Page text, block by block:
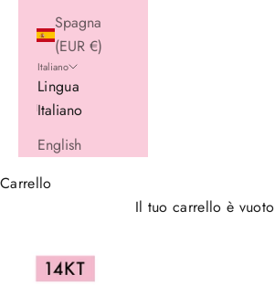
Spagna
(EUR €)
Italiano
Lingua
Italiano
English
Carrello
Il tuo carrello è vuoto